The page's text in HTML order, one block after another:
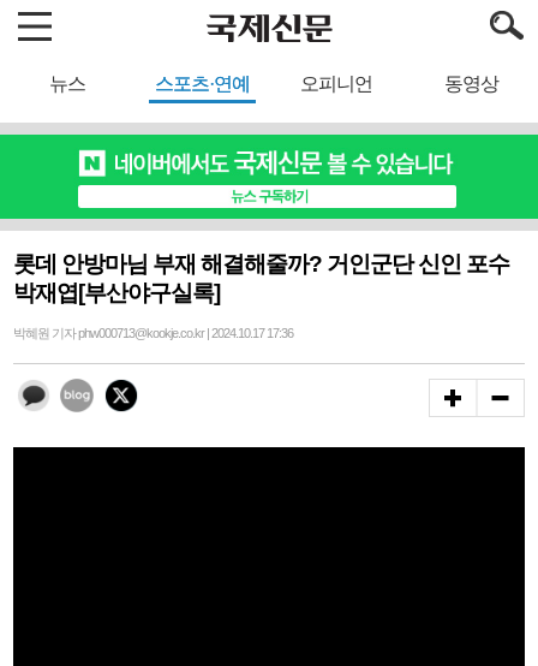
뉴스 스포츠·연예 오피니언 동영상
롯데 안방마님 부재 해결해줄까? 거인군단 신인 포수
박재엽[부산야구실록]
박혜원 기자 phw000713@kookje.co.kr | 2024.10.17 17:36